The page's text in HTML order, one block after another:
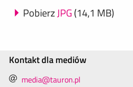
PobierzJPG(14,1 MB)
Kontakt dla mediów
media@tauron.pl